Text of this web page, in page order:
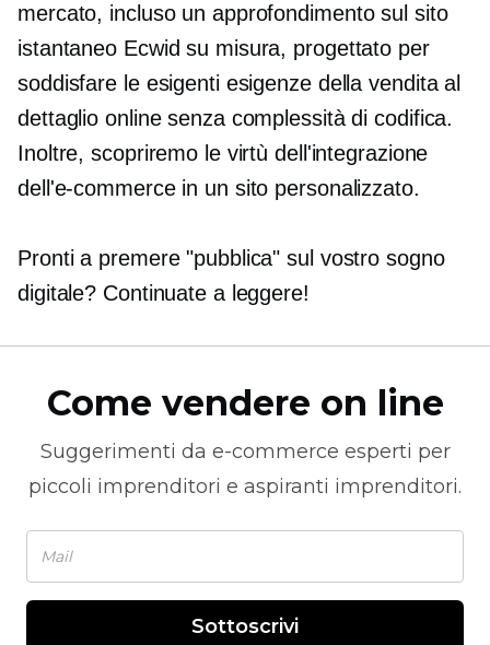
mercato, incluso un approfondimento sul sito
istantaneo Ecwid su misura, progettato per
soddisfare le esigenti esigenze della vendita al
dettaglio online senza complessità di codifica.
Inoltre, scopriremo le virtù dell'integrazione
dell'e-commerce in un sito personalizzato.
Pronti a premere "pubblica" sul vostro sogno
digitale? Continuate a leggere!
Come vendere on line
Suggerimenti da e-commerce esperti per
piccoli imprenditori e aspiranti imprenditori.
Sottoscrivi